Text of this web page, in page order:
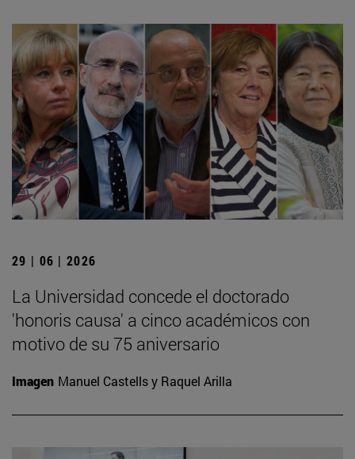
29 | 06 | 2026
La Universidad concede el doctorado
'honoris causa' a cinco académicos con
motivo de su 75 aniversario
Imagen Manuel Castells y Raquel Arilla